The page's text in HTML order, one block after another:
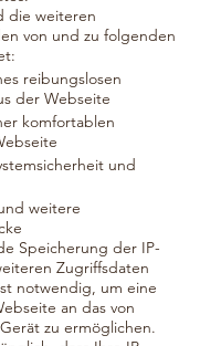
die weiteren
von und zu folgenden
reibungslosen
der Webseite
komfortablen
und
weitere
Speicherung der IP-
Zugriffsdaten
notwendig, um eine
an das von
zu ermöglichen.